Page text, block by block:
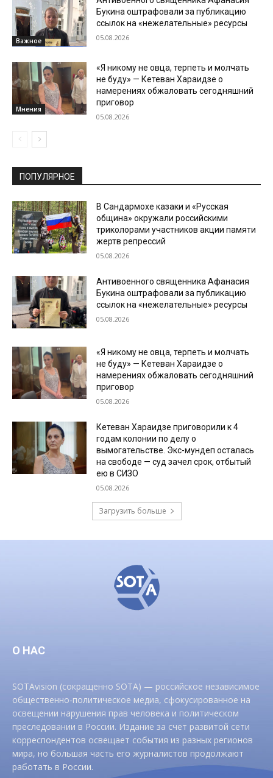
Важное
Букина оштрафовали за публикацию
ссылок на «нежелательные» ресурсы
05.08.2026
Мнения
«Я никому не овца, терпеть и молчать
не буду» — Кетеван Хараидзе о
намерениях обжаловать сегодняшний
приговор
05.08.2026
ПОПУЛЯРНОЕ
В Сандармохе казаки и «Русская
община» окружали российскими
триколорами участников акции памяти
жертв репрессий
05.08.2026
Антивоенного священника Афанасия
Букина оштрафовали за публикацию
ссылок на «нежелательные» ресурсы
05.08.2026
«Я никому не овца, терпеть и молчать
не буду» — Кетеван Хараидзе о
намерениях обжаловать сегодняшний
приговор
05.08.2026
Кетеван Хараидзе приговорили к 4
годам колонии по делу о
вымогательстве. Экс-мундеп осталась
на свободе — суд зачел срок, отбытый
ею в СИЗО
05.08.2026
Загрузить больше
О НАС
SOTAvision (сокращенно SOTA) — российское независимое
общественно-политическое медиа, сфокусированное на
освещении нарушения прав человека и политическом
преследовании в России. Издание за счет развитой сети
корреспондентов освещает события из разных регионов
мира, но большая часть его журналистов продолжают
работать в России.